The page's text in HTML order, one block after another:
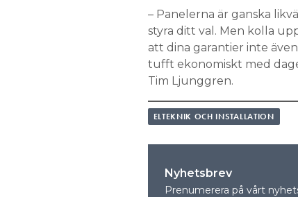
– Panelerna är ganska
styra ditt val. Men kolla
att dina garantier inte
tufft ekonomiskt med
Tim Ljunggren.
ELTEKNIK OCH INSTALLATION
Nyhetsbrev
Prenumerera på vårt